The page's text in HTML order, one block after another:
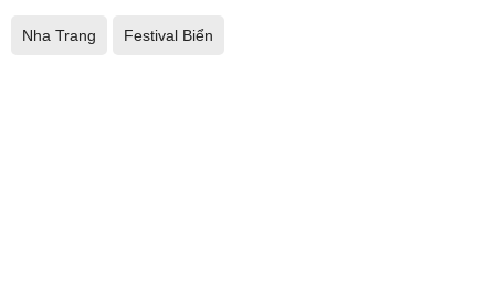
Nha Trang Festival Biển